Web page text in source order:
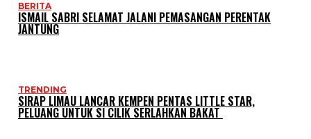
BERITA
ISMAIL SABRI SELAMAT JALANI PEMASANGAN PERENTAK
JANTUNG
TRENDING
SIRAP LIMAU LANCAR KEMPEN PENTAS LITTLE STAR,
PELUANG UNTUK SI CILIK SERLAHKAN BAKAT